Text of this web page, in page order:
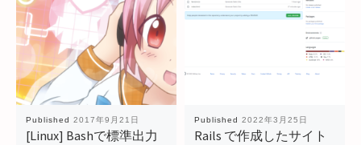
Published 2017年9月21日
[Linux] Bashで標準出力
Published 2022年3月25日
Rails で作成したサイト